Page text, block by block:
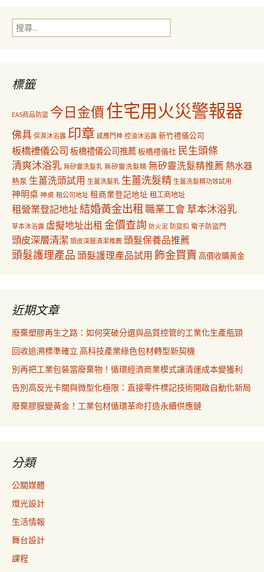
覽
搜
尋
標籤
EAS商品防盜 今日金價住宅用火災警報器
佛具 保濕沐浴露 印章 感應門神 控油沐浴露 新竹禮儀公司
板橋禮儀公司 板橋禮儀公司推薦板橋禮儀社 民生頭條
清爽沐浴乳 無矽靈洗髮乳 無矽靈洗髮精 無矽靈洗髮精推薦 熱水器
熱泵 生薑洗頭試用 生薑洗髮乳 生薑洗髮精 生薑洗髮精功效試用
神明桌 神桌 租公司地址 租商業登記地址 租工商地址
租營業登記地址結婚黃金出租職業工會草本沐浴乳
草本沐浴露 虛擬地址出租 金價查詢 防火泥 防盜扣 電子防盜門
頭皮深層清潔 頭皮深層清潔推薦 頭髮保養品推薦
頭髮護理產品 頭髮護理產品試用 飾金買賣 高價收購黃金
近期文章
廢棄塑膠再生之路：如何突破分選與品質控管的工業化生產瓶頸
回收追溯標準確立 高科技產業綠色包材轉型新契機
別再把工業包裝當廢棄物！循環經濟商業模式讓清運成本變獲利
告別高反光卡關與微型化極限：直接零件標記技術開啟自動化新局
廢棄膠膜變黃金！工業包材循環革命打造永續供應鏈
分類
公關媒體
燈光設計
生活情報
舞台設計
課程